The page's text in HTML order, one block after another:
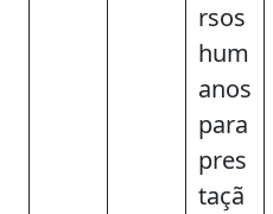
rsos
hum
anos
para
pres
taçã